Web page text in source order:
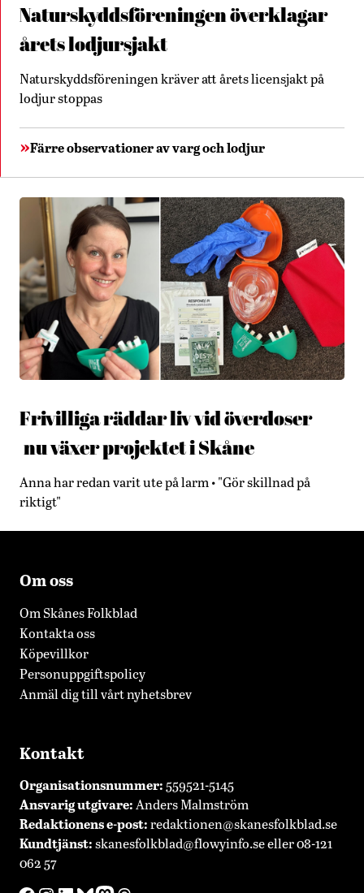
Naturskyddsföreningen överklagar
årets lodjursjakt
Naturskyddsföreningen kräver att årets licensjakt på
lodjur stoppas
Färre observationer av varg och lodjur
Frivilliga räddar liv vid överdoser –
nu växer projektet i Skåne
Anna har redan varit ute på larm • "Gör skillnad på
riktigt"
Om oss
Om Skånes Folkblad
Kontakta oss
Köpevillkor
Personuppgiftspolicy
Anmäl dig till vårt nyhetsbrev
Kontakt
Organisationsnummer: 559521-5145
Ansvarig utgivare: Anders Malmström
Redaktionense-post:redaktionen@skanesfolkblad.se
Kundtjänst:skanesfolkblad@flowyinfo.seeller 08-121
062 57